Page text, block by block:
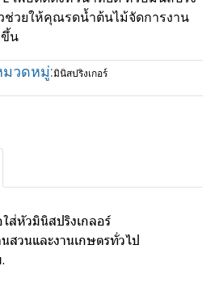
ช่วยให้คุณรดน้ำต้นไม้จัดการงาน
ขึ้น
วดหมู่:มินิสปริงเกอร์
ใส่หัวมินิสปริงเกลอร์
สวนและงานเกษตรทั่วไป